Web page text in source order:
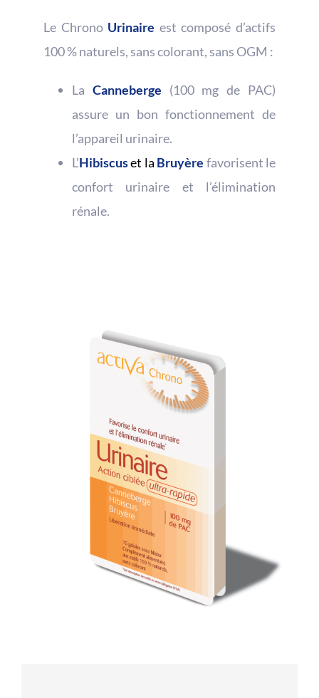
Le Chrono Urinaire est composé d’actifs
100 % naturels, sans colorant, sans OGM :
La Canneberge (100 mg de PAC)
assure un bon fonctionnement de
l’appareil urinaire.
L’Hibiscuset la Bruyère favorisent le
confort urinaire et l’élimination
rénale.